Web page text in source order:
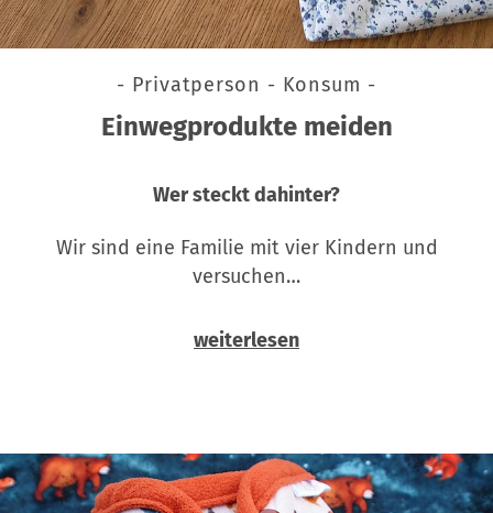
- Privatperson - Konsum -
Einwegprodukte meiden
Wer steckt dahinter?
Wir sind eine Familie mit vier Kindern und
versuchen…
weiterlesen